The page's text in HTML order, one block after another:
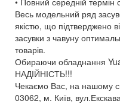
Весь модельний ряд
якістю, що підтверджено
засувки з чавуну
товарів.
Обираючи обладнання
НАДІЙНІСТЬ!!!
Чекаємо Вас, на нашому
03062, м. Київ,